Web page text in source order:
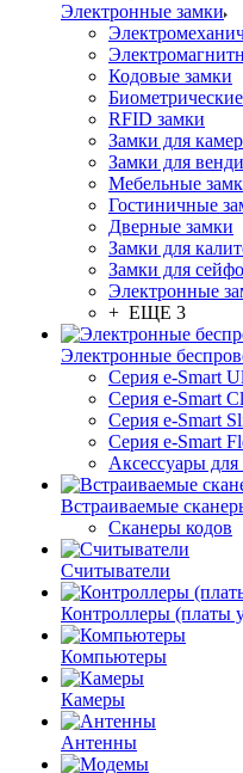
Электронные замки
Кодовые замки
RFID замки
Замки для
Замки для
Мебельные
Гостиничные
Дверные замки
Замки для
Замки для
Электронные
+ ЕЩЕ 3
Электронные
Серия e-Smart
Серия e-Smart
Серия e-Smart
Серия e-Smart
Аксессуары
Встраиваемые
Сканеры кодов
Считыватели
Контроллеры (платы
Компьютеры
Камеры
Антенны